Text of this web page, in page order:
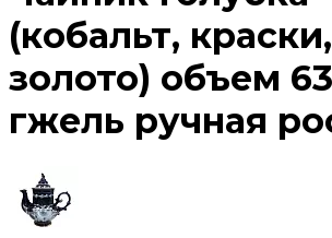
(кобальт, краски,
золото) объем
гжель ручная